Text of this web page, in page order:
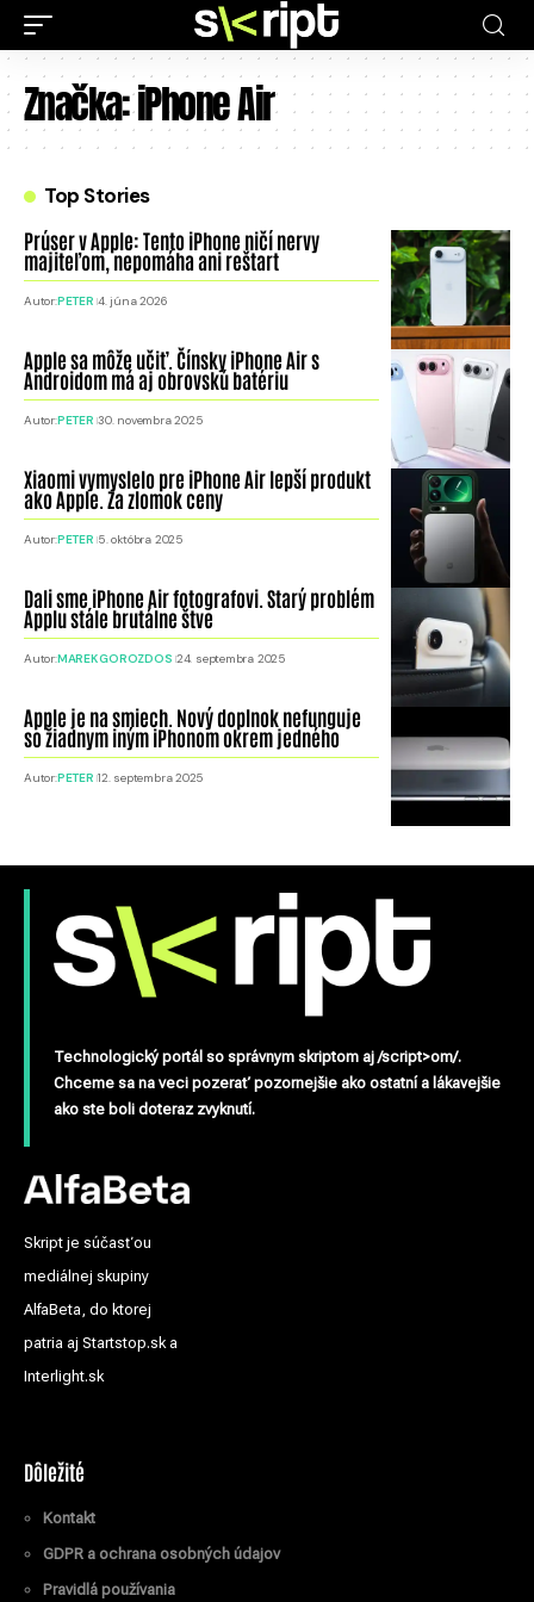
Značka:iPhone Air
Top Stories
Prúser v Apple: Tento iPhone ničí nervy
majiteľom, nepomáha ani reštart
Autor:PETER 4. júna 2026
Apple sa môže učiť. Čínsky iPhone Air s
Androidom má aj obrovskú batériu
Autor:PETER 30. novembra 2025
Xiaomi vymyslelo pre iPhone Air lepší produkt
ako Apple. Za zlomok ceny
Autor:PETER 5. októbra 2025
Dali sme iPhone Air fotografovi. Starý problém
Applu stále brutálne štve
Autor:MAREK GOROZDOS 24. septembra 2025
Apple je na smiech. Nový doplnok nefunguje
so žiadnym iným iPhonom okrem jedného
Autor:PETER 12. septembra 2025
Technologický portál so správnym skriptom aj /script>om/.
Chceme sa na veci pozerať pozornejšie ako ostatní a lákavejšie
ako ste boli doteraz zvyknutí.
Skript je súčasťou
mediálnej skupiny
AlfaBeta, do ktorej
patria aj Startstop.sk a
Interlight.sk
Dôležité
Kontakt
GDPR a ochrana osobných údajov
Pravidlá používania